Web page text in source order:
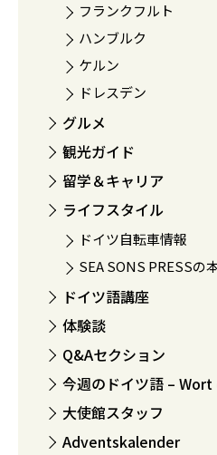
フランクフルト
ハンブルク
ケルン
ドレスデン
グルメ
観光ガイド
留学＆キャリア
ライフスタイル
ドイツ自転車情報
SEA SONS PRESSの
ドイツ語講座
体験談
Q&Aセクション
今週のドイツ語 –
大使館スタッフ
Adventskalender